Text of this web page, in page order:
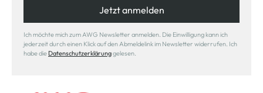
Jetzt anmelden
Ich möchte mich zum AWG Newsletter anmelden. Die Einwilligung kann ich
jederzeit durch einen Klick auf den Abmeldelink im Newsletter widerrufen. Ich
habe die Datenschutzerklärunggelesen.